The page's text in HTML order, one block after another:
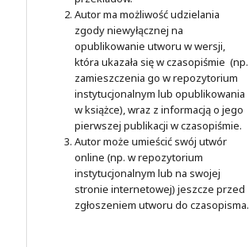
Autor ma możliwość udzielania
zgody niewyłącznej na
opublikowanie utworu w wersji,
która ukazała się w czasopiśmie (np.
zamieszczenia go w repozytorium
instytucjonalnym lub opublikowania
w książce), wraz z informacją o jego
pierwszej publikacji w czasopiśmie.
Autor może umieścić swój utwór
online (np. w repozytorium
instytucjonalnym lub na swojej
stronie internetowej) jeszcze przed
zgłoszeniem utworu do czasopisma.